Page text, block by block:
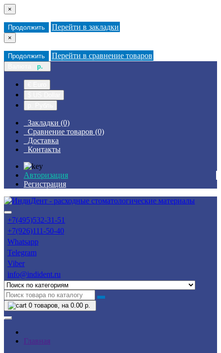
×
Продолжить Перейти в закладки
×
Продолжить Перейти в сравнение товаров
р.
Закладки (0)
Сравнение товаров (0)
Доставка
Контакты
Авторизация
Регистрация
+7(495)532-31-51
+7(926)111-50-40
Whatsapp
Telegram
Viber
info@indident.ru
0 товаров, на 0.00 р.
Главная